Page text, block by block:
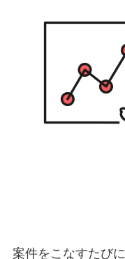
案件をこなすたびに